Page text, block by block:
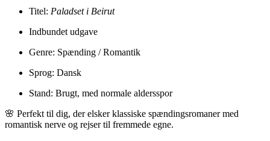
Titel: Paladset i Beirut
Indbundet udgave
Genre: Spænding / Romantik
Sprog: Dansk
Stand: Brugt, med normale aldersspor
🌸 Perfekt til dig, der elsker klassiske spændingsromaner med
romantisk nerve og rejser til fremmede egne.